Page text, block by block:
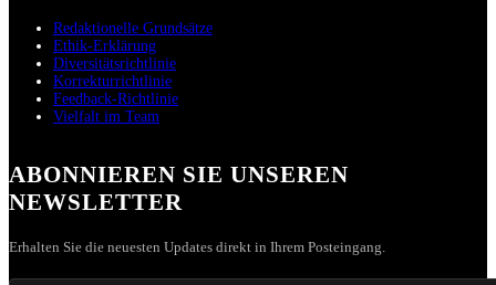
Redaktionelle Grundsätze
Ethik-Erklärung
Diversitätsrichtlinie
Korrekturrichtlinie
Feedback-Richtlinie
Vielfalt im Team
ABONNIEREN SIE UNSEREN
NEWSLETTER
Erhalten Sie die neuesten Updates direkt in Ihrem Posteingang.